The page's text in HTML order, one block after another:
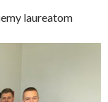
laureatom